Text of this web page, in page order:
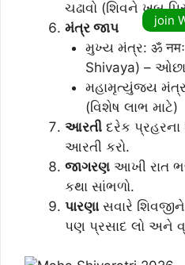
ચઢાવો (શિવને ખૂબ
મંત્ર જાપ
મુખ્ય મંત્ર: ॐ नमः
Shivaya) –
મહામૃત્યુંજય મંત્ર:
(વિશેષ લાભ માટે)
આરતી દરેક
આરતી કરો.
જાગરણ આખી રાત
કથા સાંભળો.
પારણાસવારે શિવજીને
પણ પ્રસાદ લો અને